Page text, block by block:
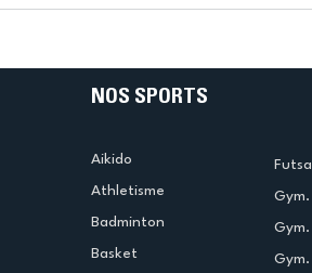
NOS SPORTS
Aikido
Athletisme
Badminton
Basket